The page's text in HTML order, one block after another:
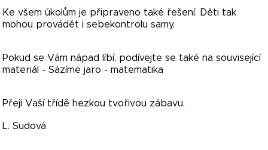
Ke všem úkolům je připraveno také řešení. Děti tak
mohou provádět i sebekontrolu samy.
Pokud se Vám nápad líbí, podívejte se také na související
materiál - Sázíme jaro - matematika
Přeji Vaší třídě hezkou tvořivou zábavu.
L. Sudová